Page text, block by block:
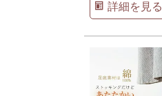
詳細を見る